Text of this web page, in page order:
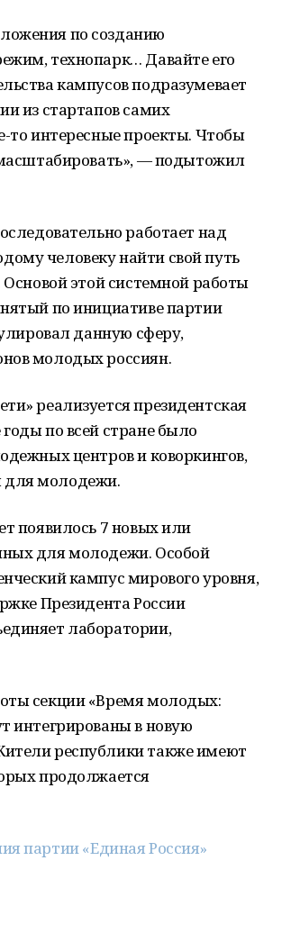
по созданию
технопарк… Давайте его
кампусов подразумевает
из стартапов самих
то интересные проекты. Чтобы
— подытожил
работает над
человеку найти свой путь
этой системной работы
по инициативе партии
данную сферу,
молодых россиян.
реализуется президентская
по всей стране было
центров и коворкингов,
для молодежи.
появилось 7 новых или
для молодежи. Особой
кампус мирового уровня,
Президента России
лаборатории,
секции «Время молодых:
интегрированы в новую
республики также имеют
продолжается
партии «Единая Россия»